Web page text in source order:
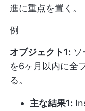
進に重点を置く。
例
オブジェクト1: ソ
を6ヶ月以内に全
る。
主な結果1: